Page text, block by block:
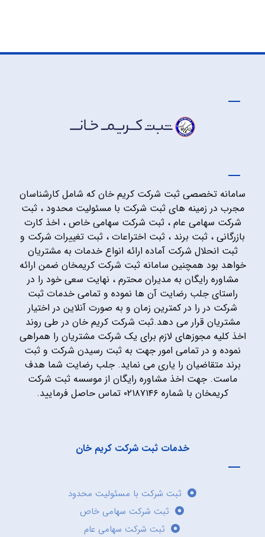
سامانه تخصصی ثبت شرکت کریم خان که شامل کارشناسان
مجرب در زمینه های ثبت شرکت با مسئولیت محدود ، ثبت
شرکت سهامی عام ، ثبت شرکت سهامی خاص ، اخذ کارت
بازرگانی ، ثبت برند ، ثبت اختراعات ، ثبت تغییرات شرکت و
ثبت انحلال شرکت آماده ارائه انواع خدمات به مشتریان
خواهد بود همچنین سامانه ثبت شرکت کریمخان ضمن ارائه
مشاوره رایگان به مدیران محترم ، نهایت سعی خود را در
راستای جلب رضایت آن ها نموده و تمامی خدمات ثبت
شرکت در را در کمترین زمان و به صورت آنلاین در اختیار
مشتریان قرار می دهد.ثبت شرکت کریم خان در طی روند
اخذ کلیه مجوزهای لازم برای یک شرکت مشتریان را همراهی
نموده و در تمامی امور جهت به ثبت رسیدن شرکت و ثبت
برند متقاضیان را یاری می نماید. جلب رضایت شما هدف
ماست. جهت اخذ مشاوره رایگان از موسسه ثبت شرکت
کریمخان با شماره ۰۲۱۸۷۱۴۶ تماس حاصل فرمایید.
خدمات ثبت شرکت کریم خان
ثبت شرکت با مسئولیت محدود
ثبت شرکت سهامی خاص
ثبت شرکت سهامی عام